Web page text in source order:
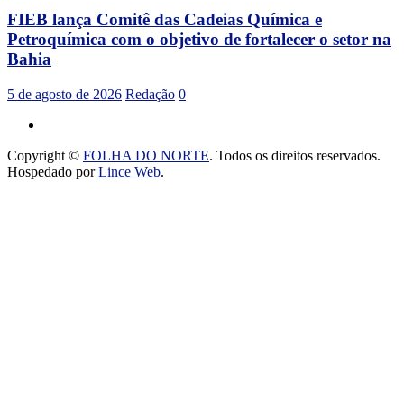
FIEB lança Comitê das Cadeias Química e
Petroquímica com o objetivo de fortalecer o setor na
Bahia
5 de agosto de 2026 Redação 0
Copyright © FOLHA DO NORTE. Todos os direitos reservados.
Hospedado porLince Web.